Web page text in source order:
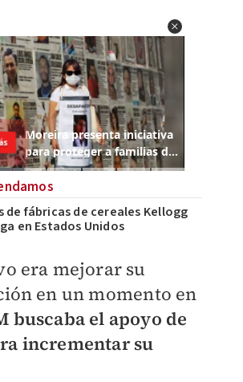
de fábricas de cereales Kellogg
en Estados Unidos
era mejorar su
en un momento en
buscaba el apoyo de
incrementar su